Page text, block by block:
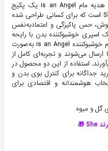
اسپری خوشبوکننده شی is an Angel + هدیه مام is an Angel یک پکیج
خوشبوکننده بدن زنانه از برند محبوب She است که برای کسانی طراحی شده
حس پاکیزگی و اعتمادبه‌نفس
اسپری خوشبوکننده بدن با رایحه
شادی‌بخش و شیرین و همچنین یک مام خوشبوکننده is an Angel به‌صورت
ارسال می‌شوند و تجربه‌ای کامل از
استفاده از این دو محصول در
جداگانه برای کنترل بوی بدن و
هوشمندانه و اقتصادی برای
گل و میوه